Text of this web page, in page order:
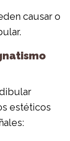
causar o
estéticos